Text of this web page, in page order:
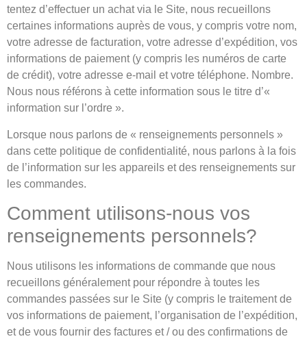
tentez d’effectuer un achat via le Site, nous recueillons
certaines informations auprès de vous, y compris votre nom,
votre adresse de facturation, votre adresse d’expédition, vos
informations de paiement (y compris les numéros de carte
de crédit), votre adresse e-mail et votre téléphone. Nombre.
Nous nous référons à cette information sous le titre d’«
information sur l’ordre ».
Lorsque nous parlons de « renseignements personnels »
dans cette politique de confidentialité, nous parlons à la fois
de l’information sur les appareils et des renseignements sur
les commandes.
Comment utilisons-nous vos
renseignements personnels?
Nous utilisons les informations de commande que nous
recueillons généralement pour répondre à toutes les
commandes passées sur le Site (y compris le traitement de
vos informations de paiement, l’organisation de l’expédition,
et de vous fournir des factures et / ou des confirmations de